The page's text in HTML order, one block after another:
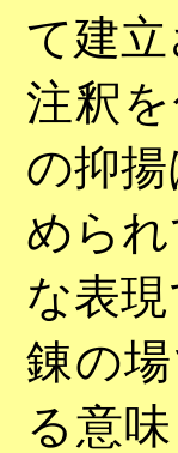
て建
注釈
の抑
めら
な表
錬の
る意